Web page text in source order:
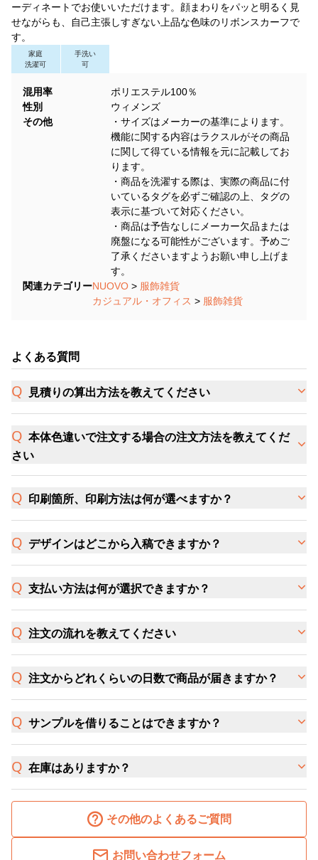
ーディネートでお使いいただけます。顔まわりをパッと明るく見
せながらも、自己主張しすぎない上品な色味のリボンスカーフで
す。
家庭
洗濯可
手洗い
可
混用率
ポリエステル100％
性別
ウィメンズ
その他
・サイズはメーカーの基準によります。
機能に関する内容はラクスルがその商品
に関して得ている情報を元に記載してお
ります。
・商品を洗濯する際は、実際の商品に付
いているタグを必ずご確認の上、タグの
表示に基づいて対応ください。
・商品は予告なしにメーカー欠品または
廃盤になる可能性がございます。予めご
了承くださいますようお願い申し上げま
す。
関連カテゴリーNUOVO > 服飾雑貨
カジュアル・オフィス > 服飾雑貨
よくある質問
見積りの算出方法を教えてください
本体色違いで注文する場合の注文方法を教えてくだ
さい
印刷箇所、印刷方法は何が選べますか？
デザインはどこから入稿できますか？
支払い方法は何が選択できますか？
注文の流れを教えてください
注文からどれくらいの日数で商品が届きますか？
サンプルを借りることはできますか？
在庫はありますか？
その他のよくあるご質問
お問い合わせフォーム